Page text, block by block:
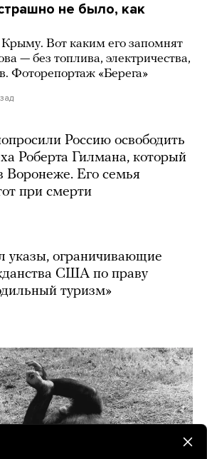
не было, как
Вот каким его запомнят
— без топлива, электричества,
Фоторепортаж «Берега»
Россию освободить
Роберта Гилмана, который
Воронеже. Его семья
при смерти
указы, ограничивающие
США по праву
туризм»